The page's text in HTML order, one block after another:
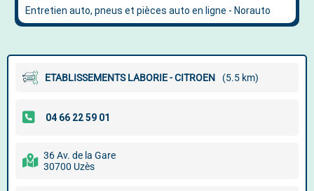
ETABLISSEMENTS LABORIE - CITROEN (5.5 km)
36 Av. de la Gare
30700 Uzès